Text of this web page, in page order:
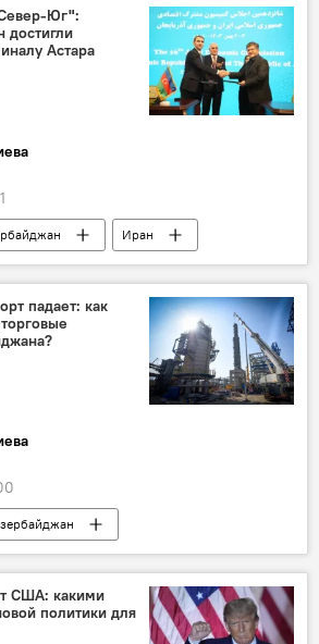
мирное урегулирование
Армен Григорян
Юг":
достигли
Астара
Иран
коридор "Север-Юг"
сообщение
падает: как
Газ
США: какими
политики для